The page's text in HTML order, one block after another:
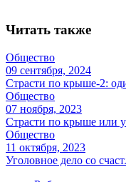
Читать также
Общество
09 сентября, 2024
Страсти по крыше-2:
Общество
07 ноября, 2023
Страсти по крыше или
Общество
11 октября, 2023
Уголовное дело со